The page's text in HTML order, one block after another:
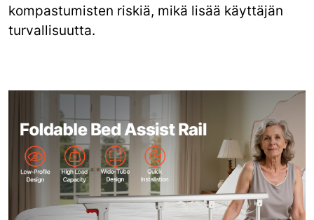
kompastumisten riskiä, mikä lisää käyttäjän
turvallisuutta.